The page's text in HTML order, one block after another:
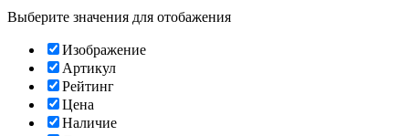
Выберите значения для отобажения
Изображение
Артикул
Рейтинг
Цена
Наличие